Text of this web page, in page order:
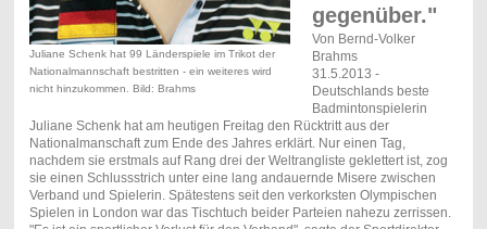
Juliane Schenk hat 99 Länderspiele im Trikot der
Nationalmannschaft bestritten - ein weiteres wird
nicht hinzukommen. Bild: Brahms
gegenüber."
Von Bernd-Volker
Brahms
31.5.2013 -
Deutschlands beste
Badmintonspielerin
Juliane Schenk hat am heutigen Freitag den Rücktritt aus der
Nationalmanschaft zum Ende des Jahres erklärt. Nur einen Tag,
nachdem sie erstmals auf Rang drei der Weltrangliste geklettert ist, zog
sie einen Schlussstrich unter eine lang andauernde Misere zwischen
Verband und Spielerin. Spätestens seit den verkorksten Olympischen
Spielen in London war das Tischtuch beider Parteien nahezu zerrissen.